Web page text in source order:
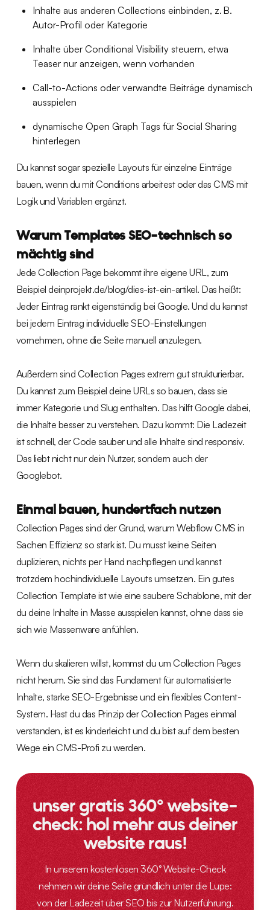
Inhalte aus anderen Collections einbinden, z. B.
Autor-Profil oder Kategorie
Inhalte über Conditional Visibility steuern, etwa
Teaser nur anzeigen, wenn vorhanden
Call-to-Actions oder verwandte Beiträge dynamisch
ausspielen
dynamische Open Graph Tags für Social Sharing
hinterlegen
Du kannst sogar spezielle Layouts für einzelne Einträge
bauen, wenn du mit Conditions arbeitest oder das CMS mit
Logik und Variablen ergänzt.
Warum Templates SEO-technisch so
mächtig sind
Jede Collection Page bekommt ihre eigene URL, zum
Beispiel deinprojekt.de/blog/dies-ist-ein-artikel. Das heißt:
Jeder Eintrag rankt eigenständig bei Google. Und du kannst
bei jedem Eintrag individuelle SEO-Einstellungen
vornehmen, ohne die Seite manuell anzulegen.
Außerdem sind Collection Pages extrem gut strukturierbar.
Du kannst zum Beispiel deine URLs so bauen, dass sie
immer Kategorie und Slug enthalten. Das hilft Google dabei,
die Inhalte besser zu verstehen. Dazu kommt: Die Ladezeit
ist schnell, der Code sauber und alle Inhalte sind responsiv.
Das liebt nicht nur dein Nutzer, sondern auch der
Googlebot.
Einmal bauen, hundertfach nutzen
Collection Pages sind der Grund, warum Webflow CMS in
Sachen Effizienz so stark ist. Du musst keine Seiten
duplizieren, nichts per Hand nachpflegen und kannst
trotzdem hochindividuelle Layouts umsetzen. Ein gutes
Collection Template ist wie eine saubere Schablone, mit der
du deine Inhalte in Masse ausspielen kannst, ohne dass sie
sich wie Massenware anfühlen.
Wenn du skalieren willst, kommst du um Collection Pages
nicht herum. Sie sind das Fundament für automatisierte
Inhalte, starke SEO-Ergebnisse und ein flexibles Content-
System. Hast du das Prinzip der Collection Pages einmal
verstanden, ist es kinderleicht und du bist auf dem besten
Wege ein CMS-Profi zu werden.
unser gratis 360° website-
check: hol mehr aus deiner
website raus!
In unserem kostenlosen 360° Website-Check
nehmen wir deine Seite gründlich unter die Lupe:
von der Ladezeit über SEO bis zur Nutzerführung.